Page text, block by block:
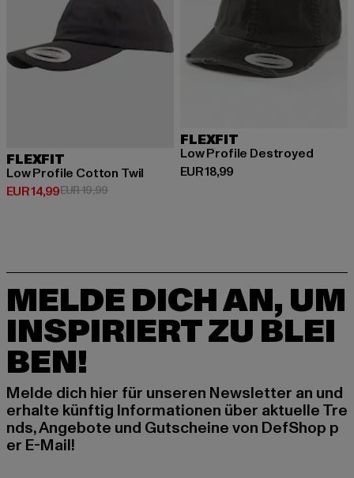
FLEXFIT
Low Profile Cotton Twil
EUR 14,99
Derzeitiger Preis: EUR 14,99
EUR 19,99Aktionspreis: EUR 19,99
FLEXFIT
Low Profile Destroyed
EUR 18,99
Derzeitiger Preis: EUR 18,99
MELDE DICH AN, UM
INSPIRIERT ZU BLEI
BEN!
Melde dich hier für unseren Newsletter an und
erhalte künftig Informationen über aktuelle Tre
nds, Angebote und Gutscheine von DefShop p
er E-Mail!